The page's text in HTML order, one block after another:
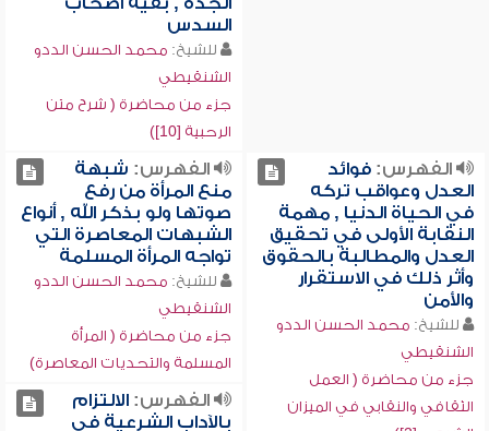
السدس
للشيخ: محمد الحسن الددو
الشنقيطي
جزء من محاضرة ( شرح متن
الرحبية [10])
الفهرس:فوائد
العدل وعواقب تركه
في الحياة الدنيا , مهمة
النقابة الأولى في تحقيق
العدل والمطالبة بالحقوق
وأثر ذلك في الاستقرار
والأمن
للشيخ: محمد الحسن الددو
الشنقيطي
جزء من محاضرة ( العمل
الثقافي والنقابي في الميزان
الفهرس: شبهة
منع المرأة من رفع
صوتها ولو بذكر الله , أنواع
الشبهات المعاصرة التي
تواجه المرأة المسلمة
للشيخ: محمد الحسن الددو
الشنقيطي
جزء من محاضرة ( المرأة
المسلمة والتحديات المعاصرة)
الفهرس:الالتزام
بالآداب الشرعية في